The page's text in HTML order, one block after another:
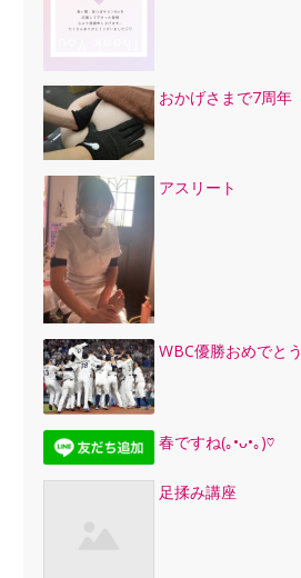
おかげさまで7周年
アスリート
WBC優勝おめでとう
春ですね(｡•ᴗ•｡)♡
足揉み講座